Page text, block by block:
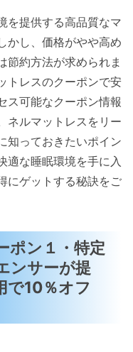
を提供する高品質なマ
かし、価格がやや高め
節約方法が求められま
トレスのクーポンで安
ス可能なクーポン情報
ネルマットレスをリー
知っておきたいポイン
適な睡眠環境を手に入
にゲットする秘訣をご
ポン１・特定
ンサーが提
で10％オフ